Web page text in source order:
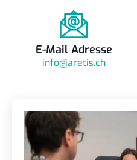
E-Mail Adresse
info@aretis.ch